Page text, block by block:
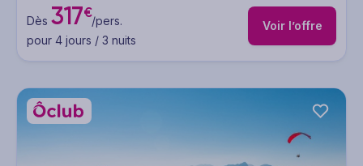
Dès 317€/pers.
pour 4 jours / 3 nuits
Voir l’offre